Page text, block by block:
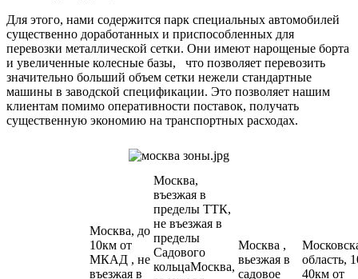
Для этого, нами содержится парк специальных автомобилей
существенно доработанных и приспособленных для
перевозки металлической сетки. Они имеют нарощеные борта
и увеличенные колесные базы, что позволяет перевозить
значительно больший объем сетки нежели стандартные
машины в заводской спецификации. Это позволяет нашим
клиентам помимо оперативности поставок, получать
существенную экономию на транспортных расходах.
Москва, до
10км от
МКАД , не
въезжая в
Москва,
въезжая в
пределы ТТК,
не въезжая в
пределы
Садового
кольцаМосква,
Москва ,
вьезжая в
садовое
область,
40км от